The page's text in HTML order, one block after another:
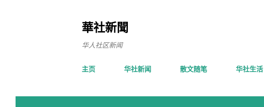
華社新聞
华人社区新闻
主页 华社新闻 散文随笔 华社生活